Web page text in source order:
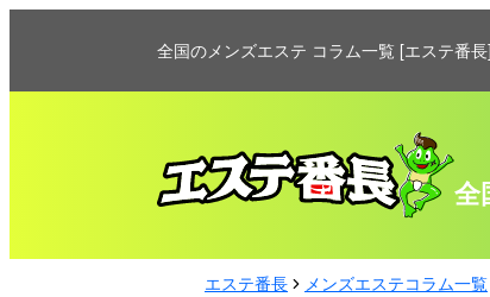
全国のメンズエステ コラム一覧 [エステ番長]
全
エステ番長 メンズエステコラム一覧